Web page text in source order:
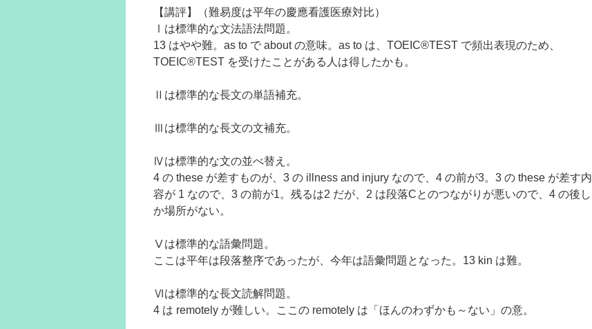
【講評】（難易度は平年の慶應看護医療対比）
Ⅰは標準的な文法語法問題。
13 はやや難。as to で about の意味。as to は、TOEIC®TEST で頻出表現のため、
TOEIC®TEST を受けたことがある人は得したかも。
Ⅱは標準的な長文の単語補充。
Ⅲは標準的な長文の文補充。
Ⅳは標準的な文の並べ替え。
4 の these が差すものが、3 の illness and injury なので、4 の前が3。3 の these が差す内
容が 1 なので、3 の前が1。残るは2 だが、2 は段落Cとのつながりが悪いので、4 の後し
か場所がない。
Ⅴは標準的な語彙問題。
ここは平年は段落整序であったが、今年は語彙問題となった。13 kin は難。
Ⅵは標準的な長文読解問題。
4 は remotely が難しい。ここの remotely は「ほんのわずかも～ない」の意。